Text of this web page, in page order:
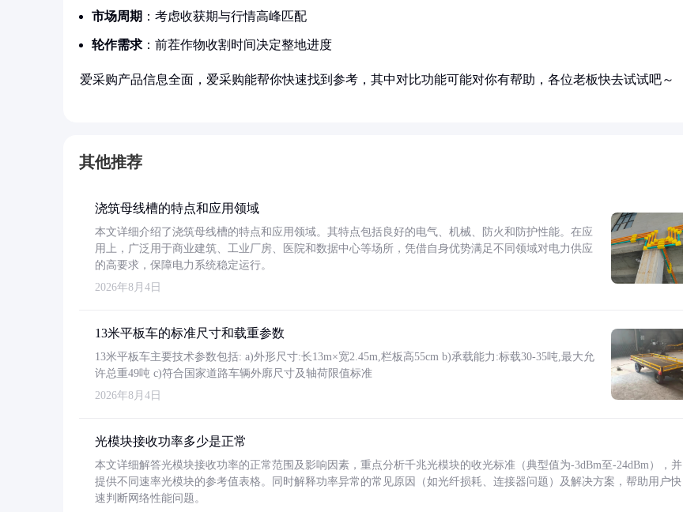
市场周期 ：考虑收获期与行情高峰匹配
轮作需求 ：前茬作物收割时间决定整地进度
爱采购产品信息全面，爱采购能帮你快速找到参考，其中对比功能可能对你有帮助，各位老板快去试试吧～
其他推荐
浇筑母线槽的特点和应用领域
本文详细介绍了浇筑母线槽的特点和应用领域。其特点包括良好的电气、机械、防火和防护性能。在应
用上，广泛用于商业建筑、工业厂房、医院和数据中心等场所，凭借自身优势满足不同领域对电力供应
的高要求，保障电力系统稳定运行。
2026年8月4日
13米平板车的标准尺寸和载重参数
13米平板车主要技术参数包括: a)外形尺寸:长13m×宽2.45m,栏板高55cm b)承载能力:标载30-35吨,最大允
许总重49吨 c)符合国家道路车辆外廓尺寸及轴荷限值标准
2026年8月4日
光模块接收功率多少是正常
本文详细解答光模块接收功率的正常范围及影响因素，重点分析千兆光模块的收光标准（典型值为-3dBm至-24dBm），并
提供不同速率光模块的参考值表格。同时解释功率异常的常见原因（如光纤损耗、连接器问题）及解决方案，帮助用户快
速判断网络性能问题。